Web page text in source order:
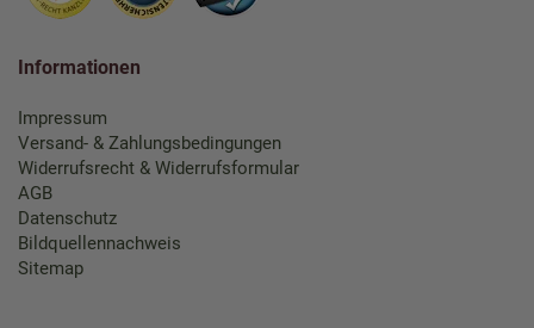
Informationen
Impressum
Versand- & Zahlungsbedingungen
Widerrufsrecht & Widerrufsformular
AGB
Datenschutz
Bildquellennachweis
Sitemap